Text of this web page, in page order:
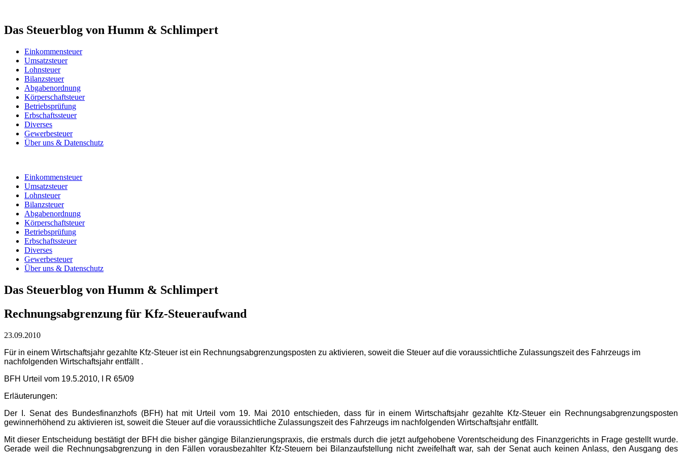
Das Steuerblog von Humm & Schlimpert
Einkommensteuer
Umsatzsteuer
Lohnsteuer
Bilanzsteuer
Abgabenordnung
Körperschaftsteuer
Betriebsprüfung
Erbschaftssteuer
Diverses
Gewerbesteuer
Über uns & Datenschutz
Einkommensteuer
Umsatzsteuer
Lohnsteuer
Bilanzsteuer
Abgabenordnung
Körperschaftsteuer
Betriebsprüfung
Erbschaftssteuer
Diverses
Gewerbesteuer
Über uns & Datenschutz
Das Steuerblog von Humm & Schlimpert
Rechnungsabgrenzung für Kfz-Steueraufwand
23.09.2010
Für in einem Wirtschaftsjahr gezahlte Kfz-Steuer ist ein Rechnungsabgrenzungsposten zu aktivieren, soweit die Steuer auf die voraussichtliche Zulassungszeit des Fahrzeugs im
nachfolgenden Wirtschaftsjahr entfällt .
BFH Urteil vom 19.5.2010, I R 65/09
Erläuterungen:
Der I. Senat des Bundesfinanzhofs (BFH) hat mit Urteil vom 19. Mai 2010 entschieden, dass für in einem Wirtschaftsjahr gezahlte Kfz-Steuer ein Rechnungsabgrenzungsposten
gewinnerhöhend zu aktivieren ist, soweit die Steuer auf die voraussichtliche Zulassungszeit des Fahrzeugs im nachfolgenden Wirtschaftsjahr entfällt.
Mit dieser Entscheidung bestätigt der BFH die bisher gängige Bilanzierungspraxis, die erstmals durch die jetzt aufgehobene Vorentscheidung des Finanzgerichts in Frage gestellt wurde.
Gerade weil die Rechnungsabgrenzung in den Fällen vorausbezahlter Kfz-Steuern bei Bilanzaufstellung nicht zweifelhaft war, sah der Senat auch keinen Anlass, den Ausgang des